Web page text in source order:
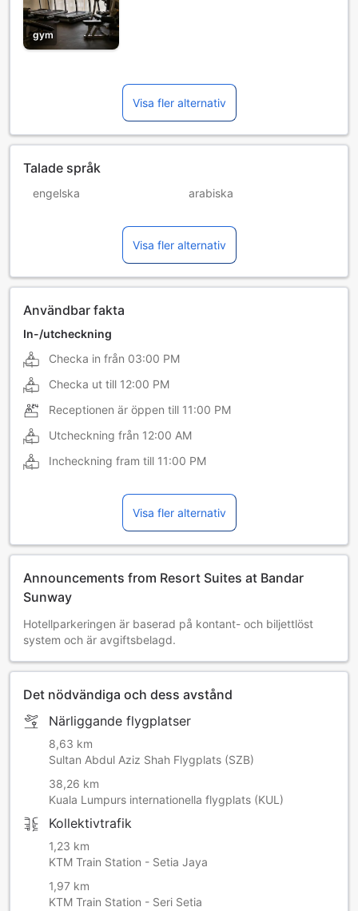
gym
Visa fler alternativ
Talade språk
engelska arabiska
Visa fler alternativ
Användbar fakta
In-/utcheckning
Checka in från 03:00 PM
Checka ut till 12:00 PM
Receptionen är öppen till 11:00 PM
Utcheckning från 12:00 AM
Incheckning fram till 11:00 PM
Visa fler alternativ
Announcements from Resort Suites at Bandar
Sunway
Hotellparkeringen är baserad på kontant- och biljettlöst
system och är avgiftsbelagd.
Det nödvändiga och dess avstånd
Närliggande flygplatser
8,63 km
Sultan Abdul Aziz Shah Flygplats (SZB)
38,26 km
Kuala Lumpurs internationella flygplats (KUL)
Kollektivtrafik
1,23 km
KTM Train Station - Setia Jaya
1,97 km
KTM Train Station - Seri Setia